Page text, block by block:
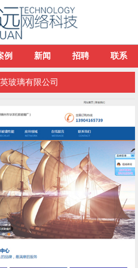
例 新闻 招聘 联系
玻璃有限公司